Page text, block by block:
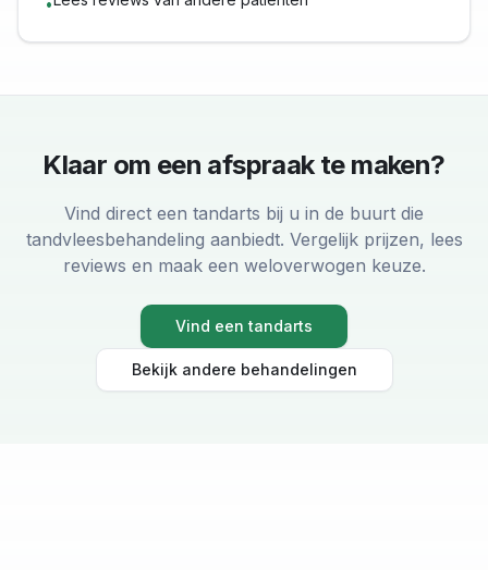
•
Klaar om een afspraak te maken?
Vind direct een tandarts bij u in de buurt die
tandvleesbehandeling aanbiedt. Vergelijk prijzen, lees
reviews en maak een weloverwogen keuze.
Vind een tandarts
Bekijk andere behandelingen